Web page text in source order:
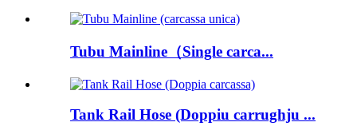
Tubu Mainline（Single carca...
Tank Rail Hose (Doppiu carrughju ...